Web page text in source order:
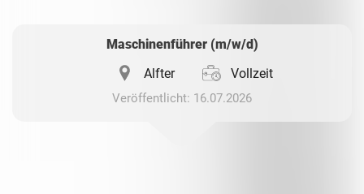
Maschinenführer (m/w/d)
Alfter
Vollzeit
Veröffentlicht: 16.07.2026